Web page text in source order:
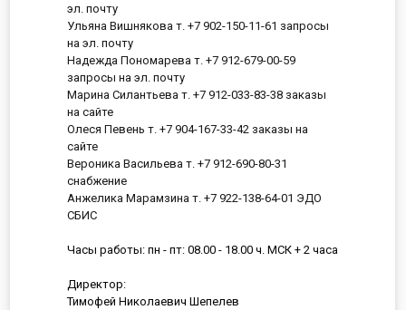
эл. почту
Ульяна Вишнякова т. +7 902-150-11-61 запросы
на эл. почту
Надежда Пономарева т. +7 912-679-00-59
запросы на эл. почту
Марина Силантьева т. +7 912-033-83-38 заказы
на сайте
Олеся Певень т. +7 904-167-33-42 заказы на
сайте
Вероника Васильева т. +7 912-690-80-31
снабжение
Анжелика Марамзина т. +7 922-138-64-01 ЭДО
СБИС
Часы работы: пн - пт: 08.00 - 18.00 ч. МСК + 2 часа
Директор:
Тимофей Николаевич Шепелев